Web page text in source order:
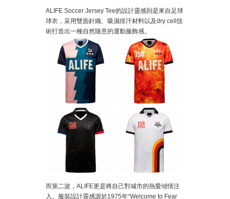
ALIFE Soccer Jersey Tee的設計靈感則是來自足球
球衣，采用雙面針織、吸濕排汗材料以及dry cell技
術打造出一種自然隨意的運動服飾感。
而第二波，ALIFE更是將自己對城市的熱愛傾情注
入。服裝設計靈感源於1975年“Welcome to Fear